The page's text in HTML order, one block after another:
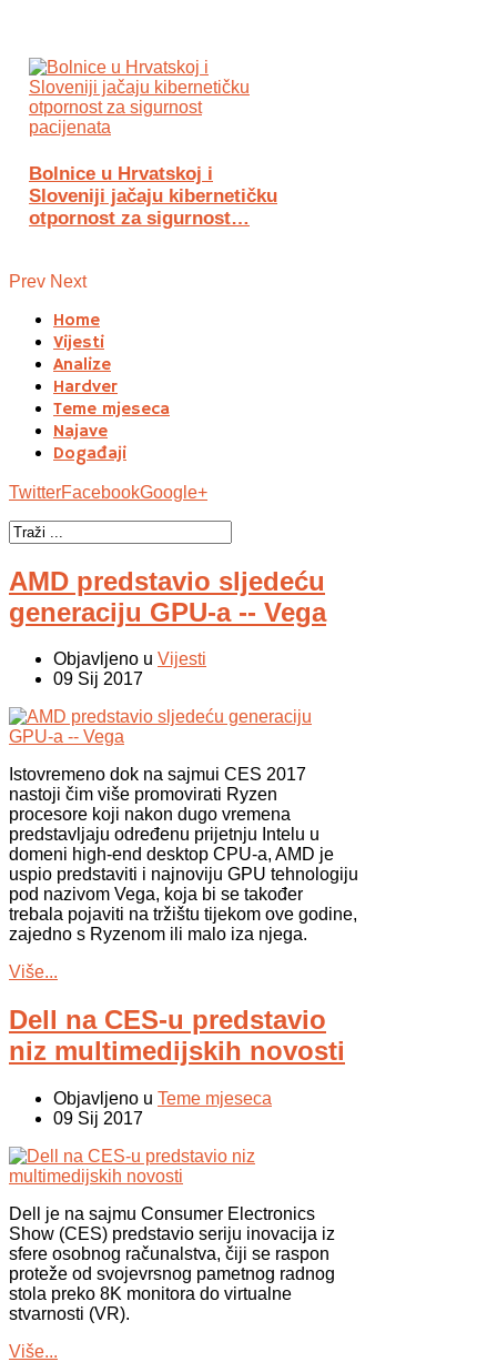
Bolnice u Hrvatskoj i
Sloveniji jačaju kibernetičku
otpornost za sigurnost…
Prev Next
Home
Vijesti
Analize
Hardver
Teme mjeseca
Najave
Događaji
TwitterFacebookGoogle+
AMD predstavio sljedeću
generaciju GPU-a -- Vega
Objavljeno u Vijesti
09 Sij 2017
Istovremeno dok na sajmui CES 2017
nastoji čim više promovirati Ryzen
procesore koji nakon dugo vremena
predstavljaju određenu prijetnju Intelu u
domeni high-end desktop CPU-a, AMD je
uspio predstaviti i najnoviju GPU tehnologiju
pod nazivom Vega, koja bi se također
trebala pojaviti na tržištu tijekom ove godine,
zajedno s Ryzenom ili malo iza njega.
Više...
Dell na CES-u predstavio
niz multimedijskih novosti
Objavljeno u Teme mjeseca
09 Sij 2017
Dell je na sajmu Consumer Electronics
Show (CES) predstavio seriju inovacija iz
sfere osobnog računalstva, čiji se raspon
proteže od svojevrsnog pametnog radnog
stola preko 8K monitora do virtualne
stvarnosti (VR).
Više...